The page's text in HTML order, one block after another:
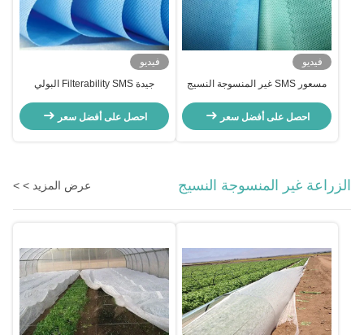
فيديو
مسعور SMS غير المنسوجة النسيج
حفاضات
احصل على أفضل سعر
فيديو
جيدة Filterability SMS البولي
الاستاتيكيه مع ISO9001 SGS
احصل على أفضل سعر
الزراعة غير المنسوجة النسيج عرض المزيد > >